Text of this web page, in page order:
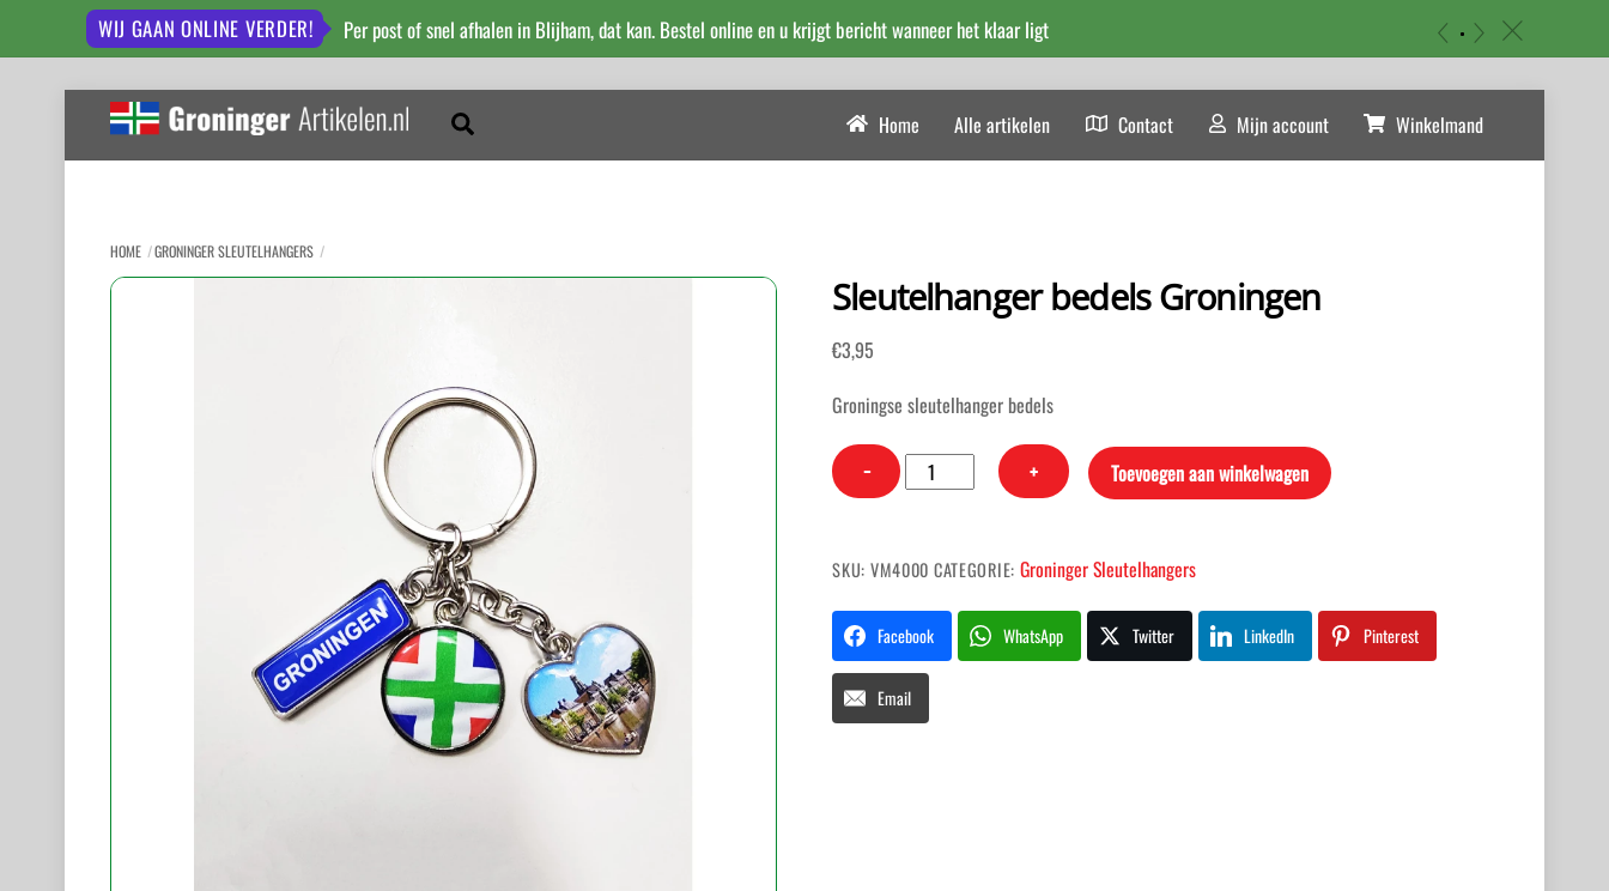
WIJ GAAN ONLINE VERDER! Per post of snel afhalen in Blijham, dat kan. Bestel online en u krijgt bericht wanneer het klaar ligt c
Home Alle artikelen Contact Mijn account Winkelmand
HOME GRONINGER SLEUTELHANGERS
Sleutelhanger bedels Groningen
€3,95
Groningse sleutelhanger bedels
−
Sleutelhanger
bedels
+ Toevoegen aan winkelwagen
SKU: VM4000 CATEGORIE: Groninger Sleutelhangers
Facebook WhatsApp Twitter LinkedIn Pinterest
Email